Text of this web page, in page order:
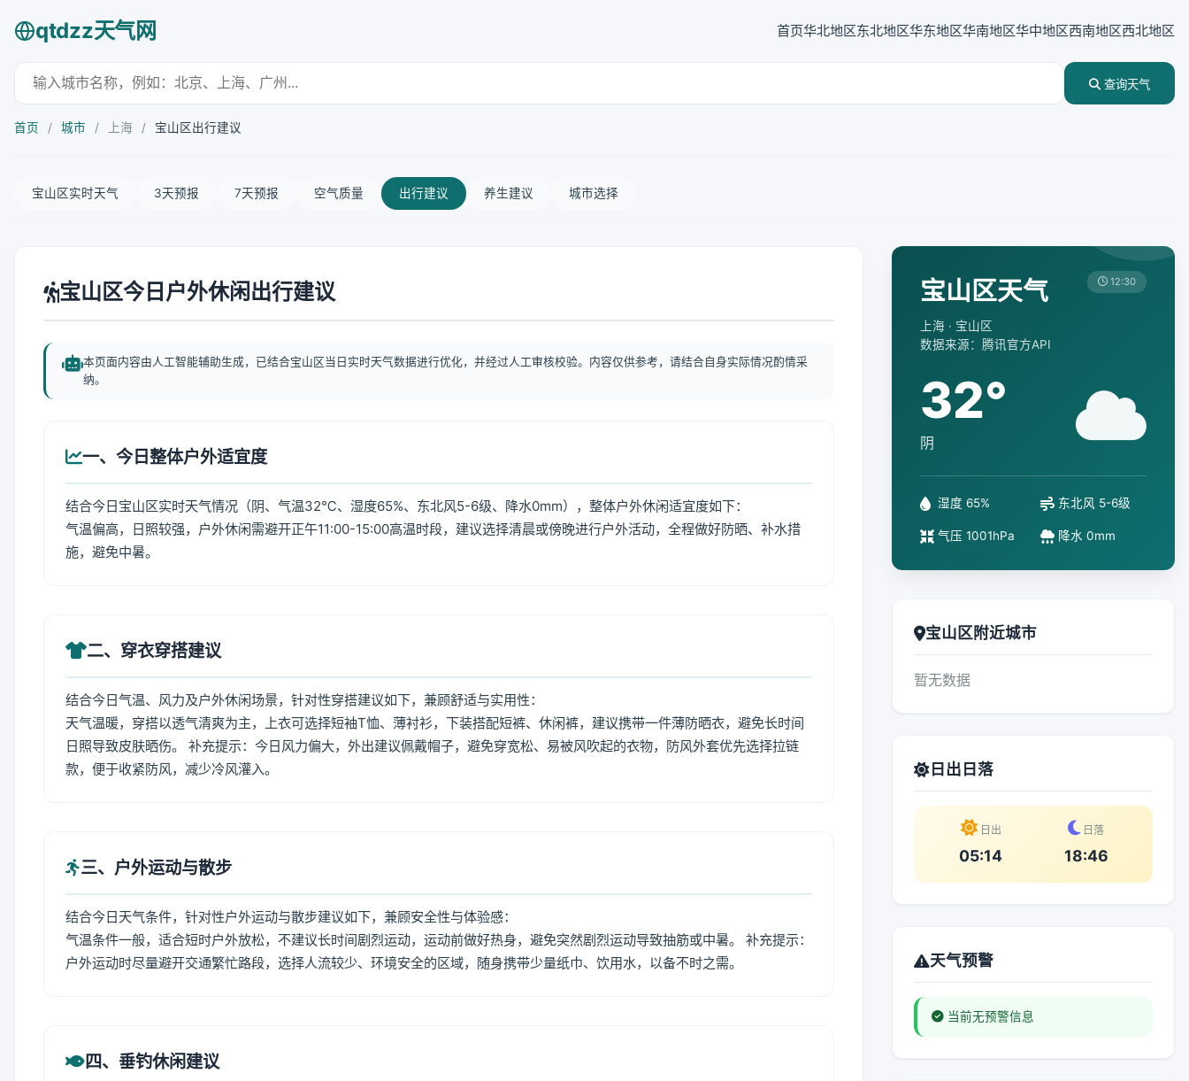
qtdzz天气网 首页华北地区东北地区华东地区华南地区华中地区西南地区西北地区
查询天气
首页 / 城市 / 上海 / 宝山区出行建议
宝山区实时天气 3天预报 7天预报 空气质量 出行建议 养生建议 城市选择
宝山区今日户外休闲出行建议
本页面内容由人工智能辅助生成，已结合宝山区当日实时天气数据进行优化，并经过人工审核校验。内容仅供参考，请结合自身实际情况酌情采
纳。
一、今日整体户外适宜度
结合今日宝山区实时天气情况（阴、气温32℃、湿度65%、东北风5-6级、降水0mm），整体户外休闲适宜度如下：
气温偏高，日照较强，户外休闲需避开正午11:00-15:00高温时段，建议选择清晨或傍晚进行户外活动，全程做好防晒、补水措
施，避免中暑。
二、穿衣穿搭建议
结合今日气温、风力及户外休闲场景，针对性穿搭建议如下，兼顾舒适与实用性：
天气温暖，穿搭以透气清爽为主，上衣可选择短袖T恤、薄衬衫，下装搭配短裤、休闲裤，建议携带一件薄防晒衣，避免长时间
日照导致皮肤晒伤。 补充提示：今日风力偏大，外出建议佩戴帽子，避免穿宽松、易被风吹起的衣物，防风外套优先选择拉链
款，便于收紧防风，减少冷风灌入。
三、户外运动与散步
结合今日天气条件，针对性户外运动与散步建议如下，兼顾安全性与体验感：
气温条件一般，适合短时户外放松，不建议长时间剧烈运动，运动前做好热身，避免突然剧烈运动导致抽筋或中暑。 补充提示：
户外运动时尽量避开交通繁忙路段，选择人流较少、环境安全的区域，随身携带少量纸巾、饮用水，以备不时之需。
四、垂钓休闲建议
宝山区天气
上海 · 宝山区
数据来源：腾讯官方API
12:30
32°
阴
湿度 65% 东北风 5-6级
气压 1001hPa 降水 0mm
宝山区附近城市
暂无数据
日出日落
日出
05:14
日落
18:46
天气预警
当前无预警信息